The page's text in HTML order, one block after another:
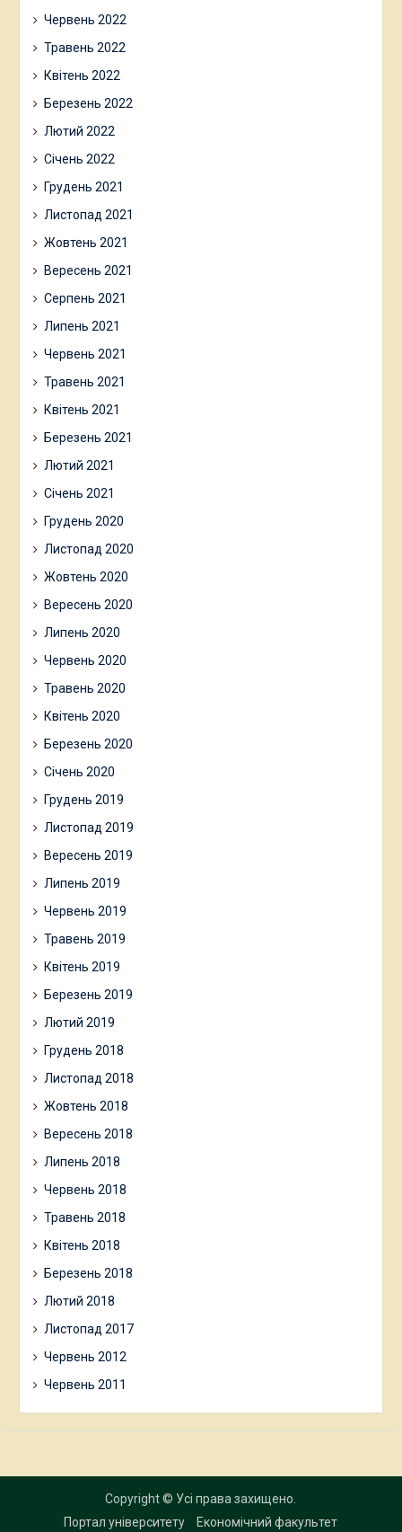
Червень 2022
Травень 2022
Квітень 2022
Березень 2022
Лютий 2022
Січень 2022
Грудень 2021
Листопад 2021
Жовтень 2021
Вересень 2021
Серпень 2021
Липень 2021
Червень 2021
Травень 2021
Квітень 2021
Березень 2021
Лютий 2021
Січень 2021
Грудень 2020
Листопад 2020
Жовтень 2020
Вересень 2020
Липень 2020
Червень 2020
Травень 2020
Квітень 2020
Березень 2020
Січень 2020
Грудень 2019
Листопад 2019
Вересень 2019
Липень 2019
Червень 2019
Травень 2019
Квітень 2019
Березень 2019
Лютий 2019
Грудень 2018
Листопад 2018
Жовтень 2018
Вересень 2018
Липень 2018
Червень 2018
Травень 2018
Квітень 2018
Березень 2018
Лютий 2018
Листопад 2017
Червень 2012
Червень 2011
Copyright © Усі права захищено.
Портал університету
Економічний факультет